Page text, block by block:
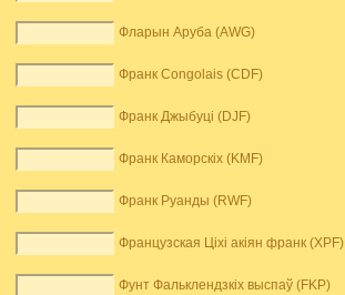
Фларын Аруба (AWG)
Франк Congolais (CDF)
Франк Джыбуці (DJF)
Франк Каморскіх (KMF)
Франк Руанды (RWF)
Французская Ціхі акіян франк (XPF)
Фунт Фальклендзкіх выспаў (FKP)